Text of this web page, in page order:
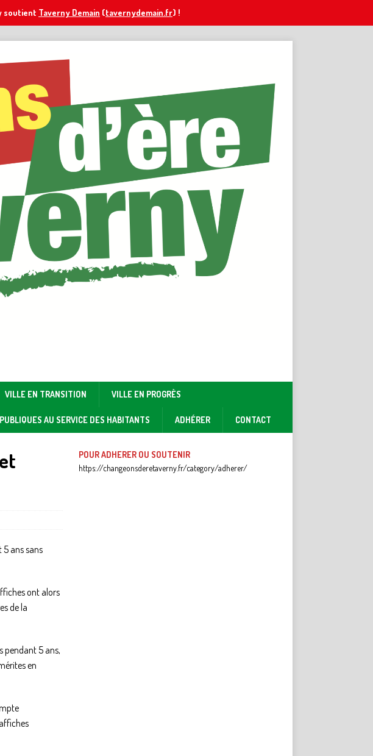
soutient Taverny Demain (tavernydemain.fr) !
VILLE EN TRANSITION VILLE EN PROGRÈS
AU SERVICE DES HABITANTS ADHÉRER CONTACT
5 ans sans
ont alors
de la
pendant 5 ans,
en
POUR ADHERER OU SOUTENIR
https://changeonsderetaverny.fr/category/adherer/